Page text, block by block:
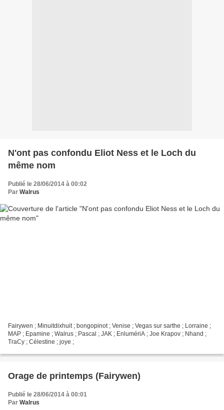
N'ont pas confondu Eliot Ness et le Loch du
même nom
Publié le 28/06/2014 à 00:02
Par Walrus
Fairywen ; Minuitdixhuit ; bongopinot ; Venise ; Vegas sur sarthe ; Lorraine ;
MAP ; Epamine ; Walrus ; Pascal ; JAK ; EnlumériA ; Joe Krapov ; Nhand ;
TraCy ; Célestine ; joye ;
Orage de printemps (Fairywen)
Publié le 28/06/2014 à 00:01
Par Walrus